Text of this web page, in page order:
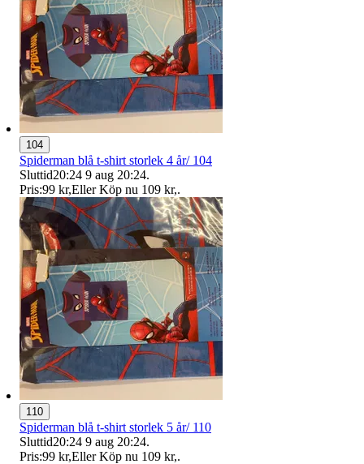
104
Spiderman blå t-shirt storlek 4 år/ 104
Sluttid20:24 9 aug 20:24.
Pris:99 kr,Eller Köp nu 109 kr,.
110
Spiderman blå t-shirt storlek 5 år/ 110
Sluttid20:24 9 aug 20:24.
Pris:99 kr,Eller Köp nu 109 kr,.